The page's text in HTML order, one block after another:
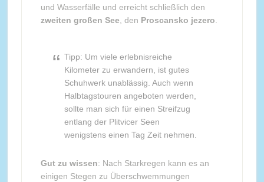
und Wasserfälle und erreicht schließlich den
zweiten großen See, den Proscansko jezero.
Tipp: Um viele erlebnisreiche
Kilometer zu erwandern, ist gutes
Schuhwerk unablässig. Auch wenn
Halbtagstouren angeboten werden,
sollte man sich für einen Streifzug
entlang der Plitvicer Seen
wenigstens einen Tag Zeit nehmen.
Gut zu wissen: Nach Starkregen kann es an
einigen Stegen zu Überschwemmungen